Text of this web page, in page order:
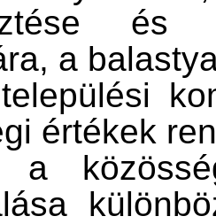
a
értékek